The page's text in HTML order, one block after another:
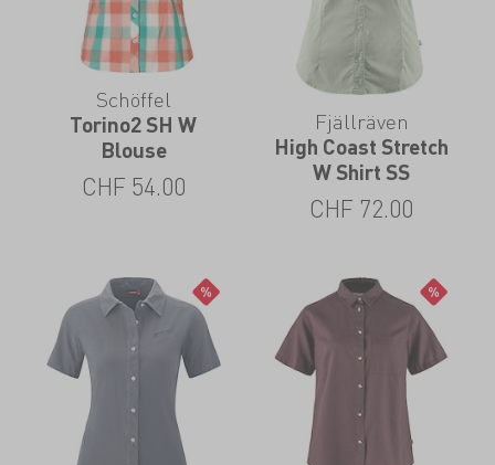
Schöffel
Torino2 SH W
Blouse
CHF 54.00
Fjällräven
High Coast Stretch
W Shirt SS
CHF 72.00